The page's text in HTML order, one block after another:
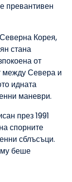
превантивен
Корея,
стана
от
между Севера и
идната
маневри.
през 1991
спорните
сблъсъци.
беше